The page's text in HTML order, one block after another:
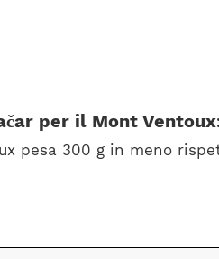
per il Mont
pesa 300 g in meno